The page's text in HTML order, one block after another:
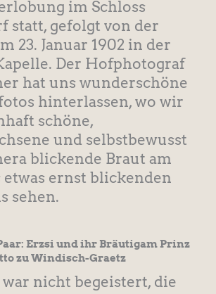
im Schloss
statt, gefolgt von der
23. Januar 1902 in der
Der Hofphotograf
hat uns wunderschöne
hinterlassen, wo wir
schöne,
und selbstbewusst
blickende Braut am
ernst blickenden
sehen.
Erzsi und ihr Bräutigam Prinz
zu Windisch-Graetz
nicht begeistert, die